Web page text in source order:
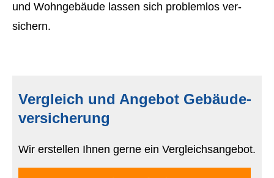
und Wohngebäude lassen sich problemlos ver­
sichern.
Vergleich und Angebot Ge­bäude­
ver­si­che­rung
Wir erstellen Ihnen gerne ein Vergleichsangebot.